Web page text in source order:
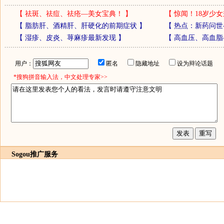
【 祛斑、祛痘、祛疮—美女宝典！ 】 【惊闻！18岁少
【 脂肪肝、酒精肝、肝硬化的前期症状 】 【 热点：新药问
【 湿疹、皮炎、荨麻疹最新发现】 【 高血压、高血
用户： 匿名 隐藏地址
设为辩论话题
*搜狗拼音输入法，中文处理专家>>
Sogou推广服务